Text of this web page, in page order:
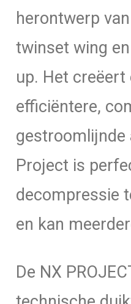
herontwerp
twinset wing
up. Het creëert
efficiëntere,
gestroomlijnde
Project is
decompressie
en kan
De NX